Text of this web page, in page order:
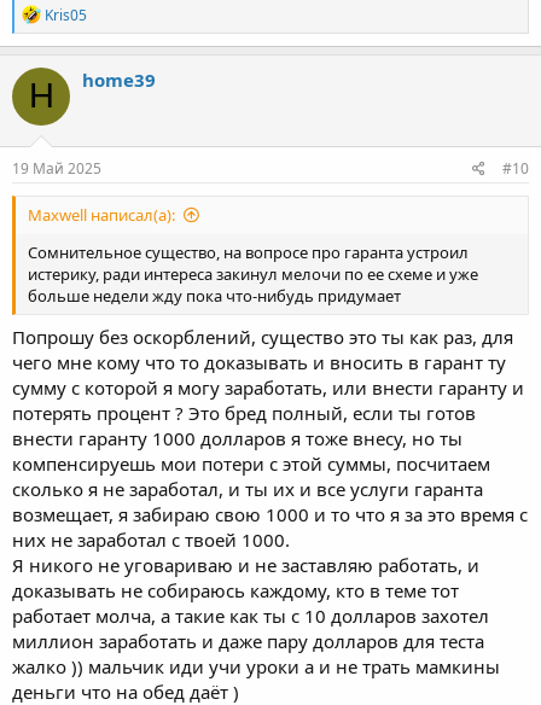
Р
е
а
к
ц
и
и
:
Kris05
H home39
19 Май 2025 #10
Maxwell написал(а):
Сомнительное существо, на вопросе про гаранта устроил
истерику, ради интереса закинул мелочи по ее схеме и уже
больше недели жду пока что-нибудь придумает
Попрошу без оскорблений, существо это ты как раз, для
чего мне кому что то доказывать и вносить в гарант ту
сумму с которой я могу заработать, или внести гаранту и
потерять процент ? Это бред полный, если ты готов
внести гаранту 1000 долларов я тоже внесу, но ты
компенсируешь мои потери с этой суммы, посчитаем
сколько я не заработал, и ты их и все услуги гаранта
возмещает, я забираю свою 1000 и то что я за это время с
них не заработал с твоей 1000.
Я никого не уговариваю и не заставляю работать, и
доказывать не собираюсь каждому, кто в теме тот
работает молча, а такие как ты с 10 долларов захотел
миллион заработать и даже пару долларов для теста
жалко )) мальчик иди учи уроки а и не трать мамкины
деньги что на обед даёт )